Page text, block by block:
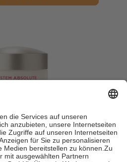
Tagescreme 50